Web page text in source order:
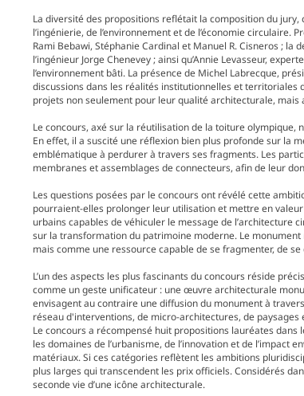
La diversité des propositions reflétait la composition du
l’ingénierie, de l’environnement et de l’économie
Rami Bebawi, Stéphanie Cardinal et Manuel R. Cisneros ;
l’ingénieur Jorge Chenevey ; ainsi qu’Annie Levasseur,
l’environnement bâti. La présence de Michel Labrecque,
discussions dans les réalités institutionnelles et territoriales
projets non seulement pour leur qualité architecturale,
Le concours, axé sur la réutilisation de la toiture
En effet, il a suscité une réflexion bien plus profonde sur la
emblématique à perdurer à travers ses fragments. Les
membranes et assemblages de connecteurs, afin de leur
Les questions posées par le concours ont révélé cette
pourraient-elles prolonger leur utilisation et mettre en
urbains capables de véhiculer le message de l’architecture
sur la transformation du patrimoine moderne. Le
mais comme une ressource capable de se fragmenter, de
L’un des aspects les plus fascinants du concours réside
comme un geste unificateur : une œuvre architecturale
envisagent au contraire une diffusion du monument à
réseau d'interventions, de micro-architectures, de
Le concours a récompensé huit propositions lauréates
les domaines de l’urbanisme, de l’innovation et de
matériaux. Si ces catégories reflètent les ambitions
plus larges qui transcendent les prix officiels. Considérés
seconde vie d’une icône architecturale.